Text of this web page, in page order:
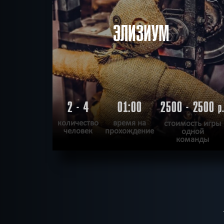
ЭЛИЗИУМ
2 - 4
количество
человек
01:00
время на
прохождение
2500 - 2500р.
стоимость игры
одной
команды